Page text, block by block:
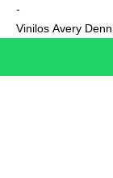
-
Vinilos Avery
- Junto a su